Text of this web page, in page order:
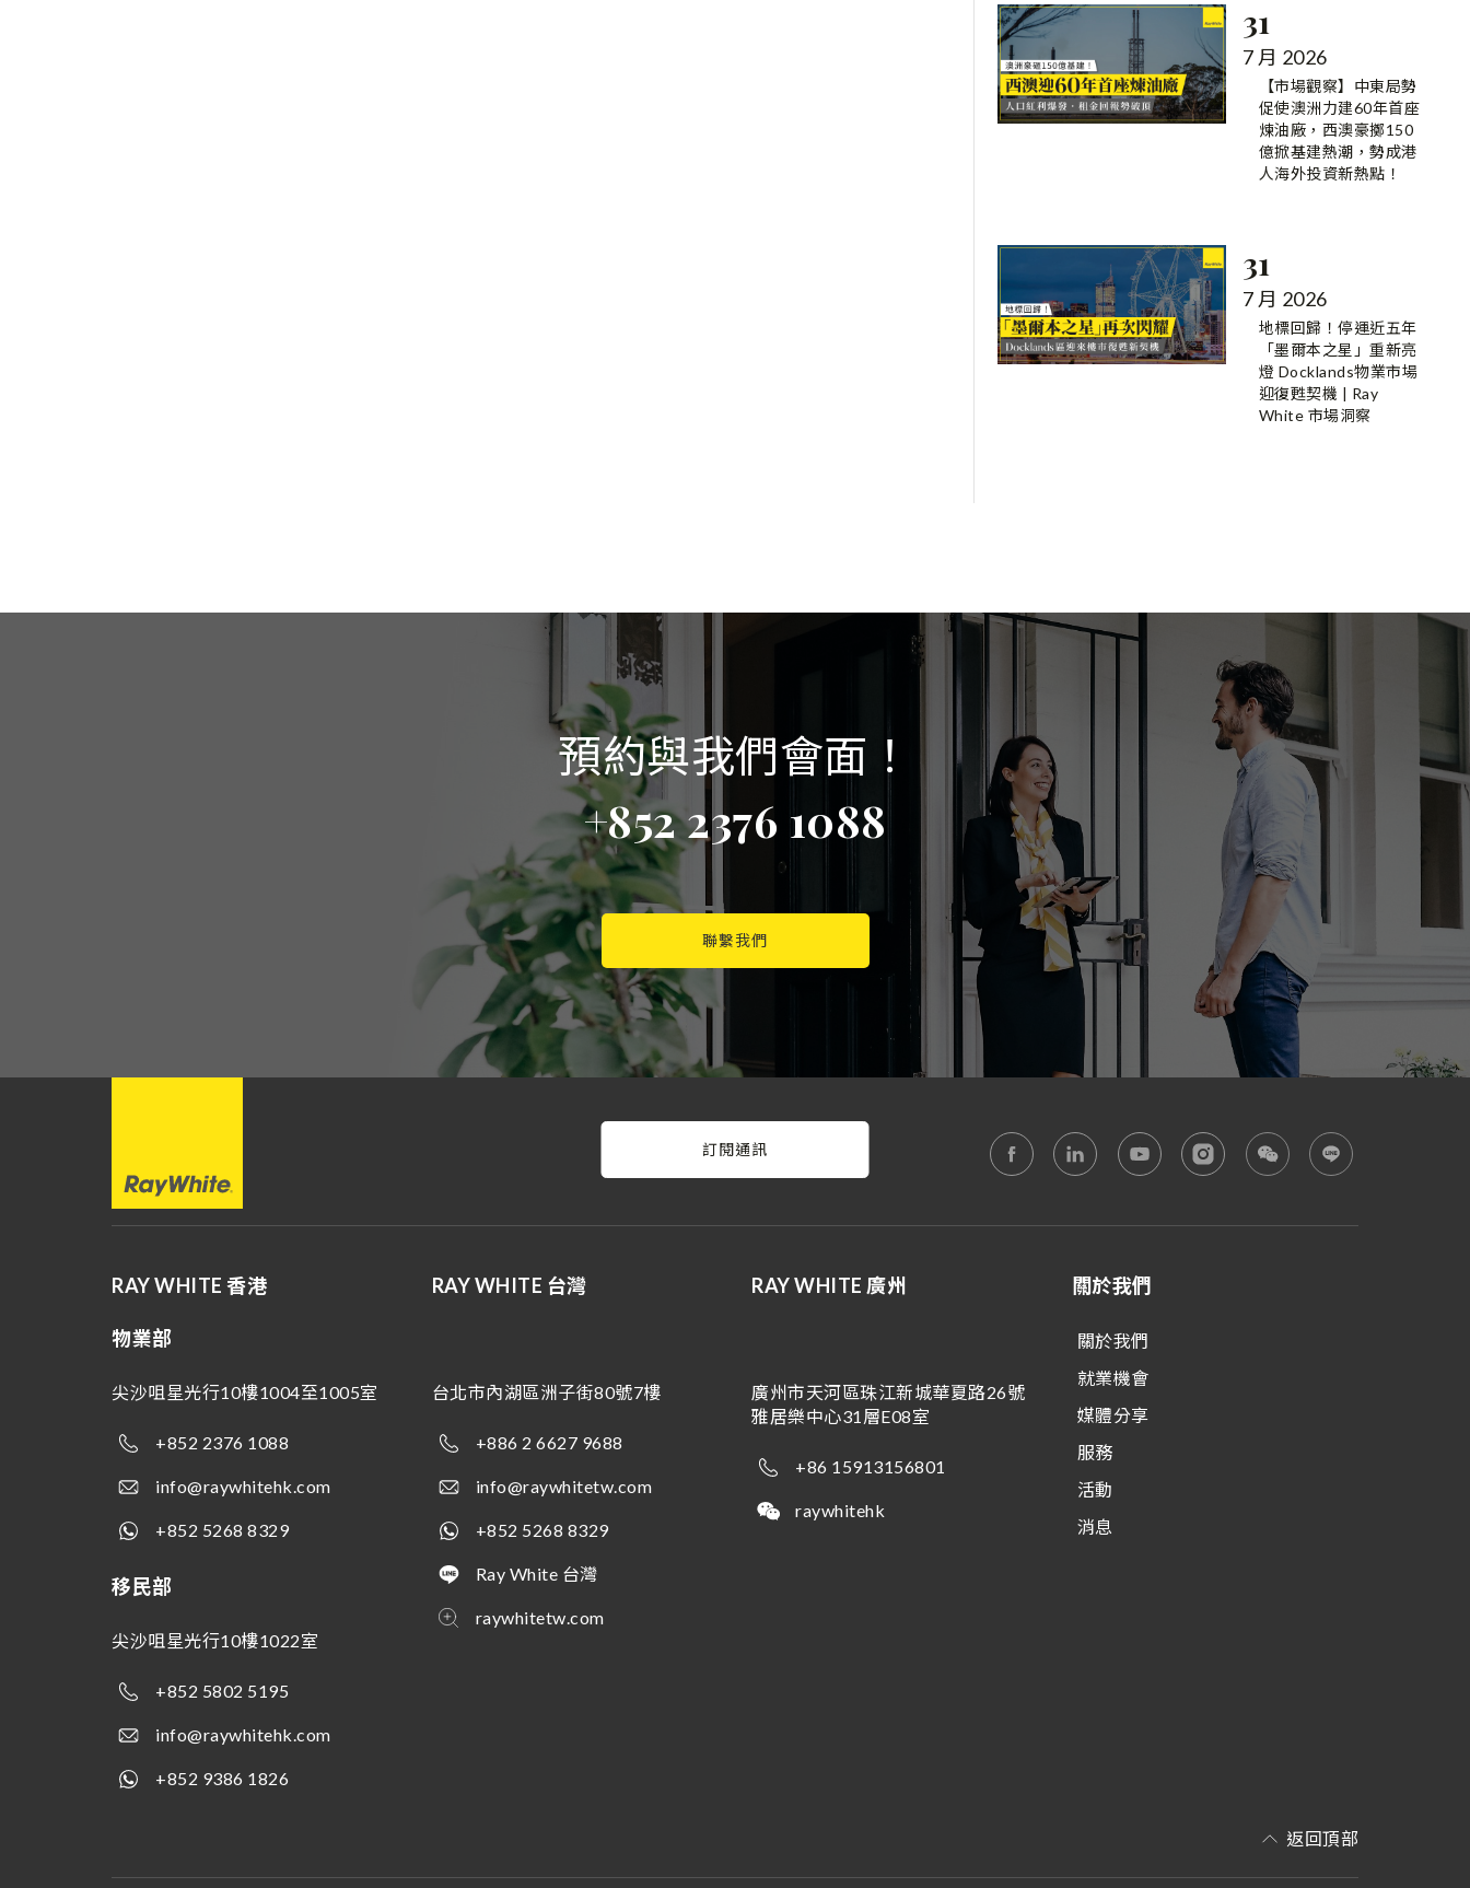
31
7 月 2026
【市場觀察】中東局勢
促使澳洲力建60年首座
煉油廠，西澳豪擲150
億掀基建熱潮，勢成港
人海外投資新熱點！
31
7 月 2026
地標回歸！停運近五年
「墨爾本之星」重新亮
燈 Docklands物業市場
迎復甦契機 | Ray
White 市場洞察
預約與我們會面！
+852 2376 1088
聯繫我們
RAY WHITE 香港
物業部
尖沙咀星光行10樓1004至1005室
+852 2376 1088
info@raywhitehk.com
+852 5268 8329
移民部
尖沙咀星光行10樓1022室
+852 5802 5195
info@raywhitehk.com
+852 9386 1826
RAY WHITE 台灣
台北市內湖區洲子街80號7樓
+886 2 6627 9688
info@raywhitetw.com
+852 5268 8329
Ray White 台灣
raywhitetw.com
RAY WHITE 廣州
廣州市天河區珠江新城華夏路26號
雅居樂中心31層E08室
+86 15913156801
raywhitehk
訂閱通訊
關於我們
關於我們
就業機會
媒體分享
服務
活動
消息
返回頂部